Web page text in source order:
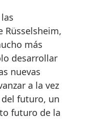
Rüsselsheim,
más
desarrollar
nuevas
a la vez
futuro, un
futuro de la